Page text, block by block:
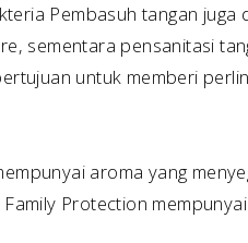
Pembasuh tangan juga
sementara pensanitasi
untuk memberi
aroma yang
Protection